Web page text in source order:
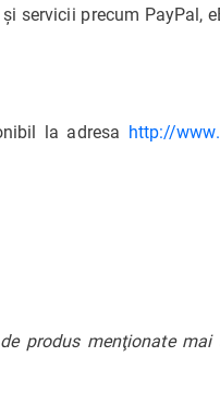
servicii precum PayPal,
la adresa http://
produs menţionate